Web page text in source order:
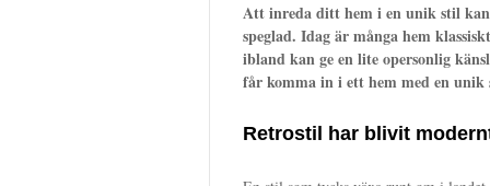
Att inreda ditt hem i en unik stil
speglad. Idag är många hem
ibland kan ge en lite opersonlig
får komma in i ett hem med en unik
Retrostil har blivit